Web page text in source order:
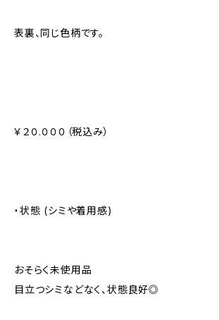
表裏、同じ色柄です。
￥２０.０００（税込み）
・状態 (シミや着用感)
おそらく未使用品
目立つシミなどなく、状態良好◎